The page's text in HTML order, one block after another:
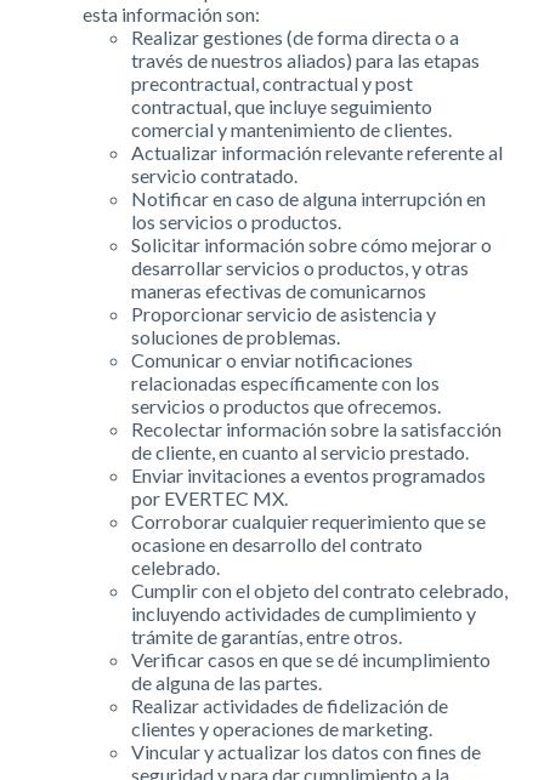
esta información son:
Realizar gestiones (de forma directa o a
través de nuestros aliados) para las etapas
precontractual, contractual y post
contractual, que incluye seguimiento
comercial y mantenimiento de clientes.
Actualizar información relevante referente al
servicio contratado.
Notificar en caso de alguna interrupción en
los servicios o productos.
Solicitar información sobre cómo mejorar o
desarrollar servicios o productos, y otras
maneras efectivas de comunicarnos
Proporcionar servicio de asistencia y
soluciones de problemas.
Comunicar o enviar notificaciones
relacionadas específicamente con los
servicios o productos que ofrecemos.
Recolectar información sobre la satisfacción
de cliente, en cuanto al servicio prestado.
Enviar invitaciones a eventos programados
por EVERTEC MX.
Corroborar cualquier requerimiento que se
ocasione en desarrollo del contrato
celebrado.
Cumplir con el objeto del contrato celebrado,
incluyendo actividades de cumplimiento y
trámite de garantías, entre otros.
Verificar casos en que se dé incumplimiento
de alguna de las partes.
Realizar actividades de fidelización de
clientes y operaciones de marketing.
Vincular y actualizar los datos con fines de
seguridad y para dar cumplimiento a la